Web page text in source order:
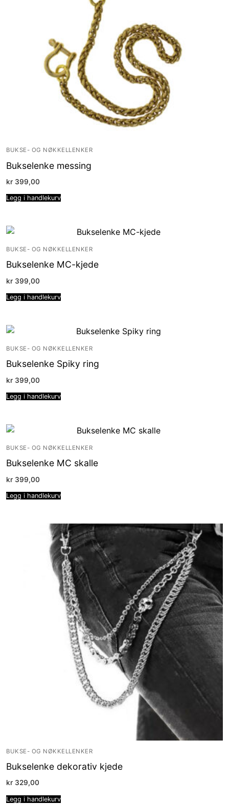
BUKSE- OG NØKKELLENKER
Bukselenke messing
kr 399,00
Legg i handlekurv
BUKSE- OG NØKKELLENKER
Bukselenke MC-kjede
kr 399,00
Legg i handlekurv
BUKSE- OG NØKKELLENKER
Bukselenke Spiky ring
kr 399,00
Legg i handlekurv
BUKSE- OG NØKKELLENKER
Bukselenke MC skalle
kr 399,00
Legg i handlekurv
BUKSE- OG NØKKELLENKER
Bukselenke dekorativ kjede
kr 329,00
Legg i handlekurv